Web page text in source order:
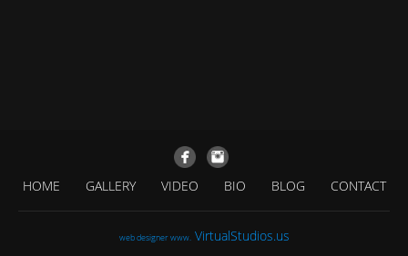
HOME GALLERY VIDEO BIO BLOG CONTACT
web designer www.VirtualStudios.us